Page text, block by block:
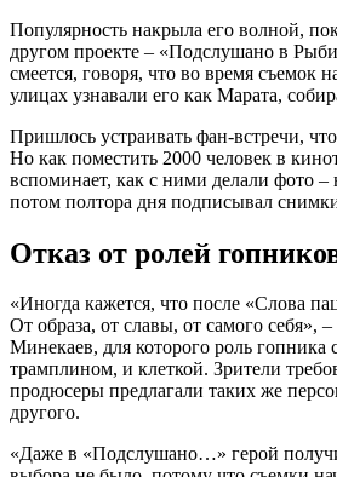
Популярность накрыла его волной,
другом проекте – «Подслушано в
смеется, говоря, что во время съемок
улицах узнавали его как Марата,
Пришлось устраивать фан-встречи,
Но как поместить 2000 человек в
вспоминает, как с ними делали фото –
потом полтора дня подписывал
Отказ от ролей
«Иногда кажется, что после «Слова
От образа, от славы, от самого себя»,
Минекаев, для которого роль гопника
трамплином, и клеткой. Зрители
продюсеры предлагали таких же
другого.
«Даже в «Подслушано…» герой